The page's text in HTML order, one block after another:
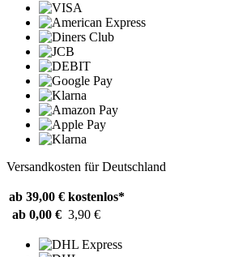
Versandkosten für Deutschland
ab 39,00 € kostenlos*
ab 0,00 € 3,90 €